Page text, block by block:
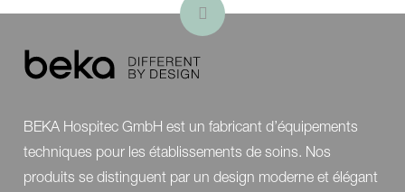
BEKA Hospitec GmbH est un fabricant d’équipements
techniques pour les établissements de soins. Nos
produits se distinguent par un design moderne et élégant